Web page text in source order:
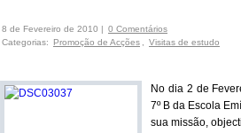
8 de Fevereiro de 2010 | 0 Comentários
Categorias:
Promoção de Acções Visitas de estudo
No dia 2 de
7º B da Escola
sua missão,